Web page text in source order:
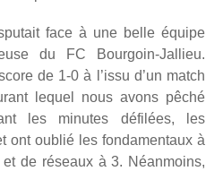
face à une belle équipe
du FC Bourgoin-Jallieu.
de 1-0 à l’issu d’un match
lequel nous avons pêché
les minutes défilées, les
ont oublié les fondamentaux à
de réseaux à 3. Néanmoins,